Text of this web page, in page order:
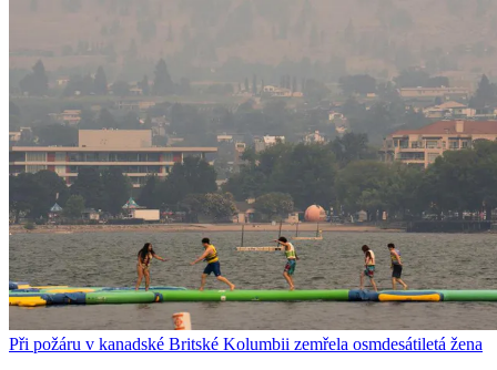
Při požáru v kanadské Britské Kolumbii zemřela osmdesátiletá žena